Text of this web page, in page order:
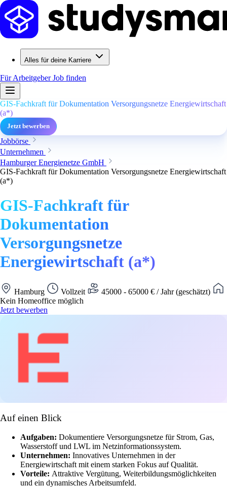
Alles für deine Karriere
Für ArbeitgeberJob finden
GIS-Fachkraft für Dokumentation Versorgungsnetze Energiewirtschaft
(a*)
Jetzt bewerben
Jobbörse
Unternehmen
Hamburger Energienetze GmbH
GIS-Fachkraft für Dokumentation Versorgungsnetze Energiewirtschaft
(a*)
GIS-Fachkraft für
Dokumentation
Versorgungsnetze
Energiewirtschaft (a*)
Hamburg Vollzeit
45000 - 65000 € / Jahr (geschätzt)
Kein Homeoffice möglich
Jetzt bewerben
Auf einen Blick
Aufgaben: Dokumentiere Versorgungsnetze für Strom, Gas,
Wasserstoff und LWL im Netzinformationssystem.
Unternehmen: Innovatives Unternehmen in der
Energiewirtschaft mit einem starken Fokus auf Qualität.
Vorteile: Attraktive Vergütung, Weiterbildungsmöglichkeiten
und ein dynamisches Arbeitsumfeld.